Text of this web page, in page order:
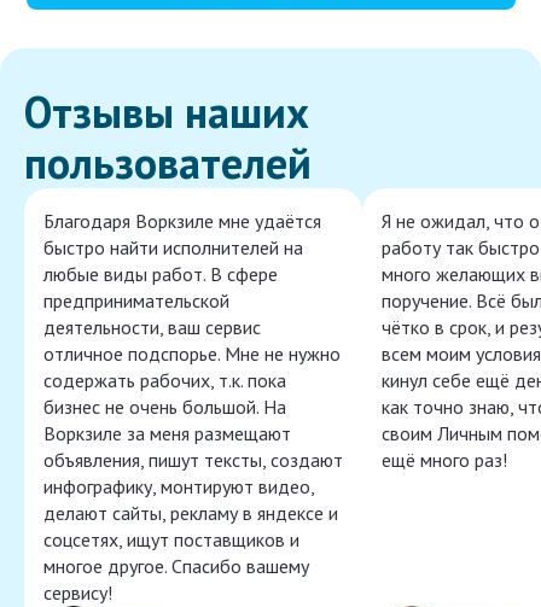
Отзывы наших
пользователей
Благодаря Воркзиле мне удаётся
быстро найти исполнителей на
любые виды работ. В сфере
предпринимательской
деятельности, ваш сервис
отличное подспорье. Мне не нужно
содержать рабочих, т.к. пока
бизнес не очень большой. На
Воркзиле за меня размещают
объявления, пишут тексты, создают
инфографику, монтируют видео,
делают сайты, рекламу в яндексе и
соцсетях, ищут поставщиков и
многое другое. Спасибо вашему
сервису!
Я не ожидал, что
работу так
много желающих
поручение. Всё
чётко в срок, и
всем моим
кинул себе ещё
как точно знаю,
своим Личным
ещё много раз!